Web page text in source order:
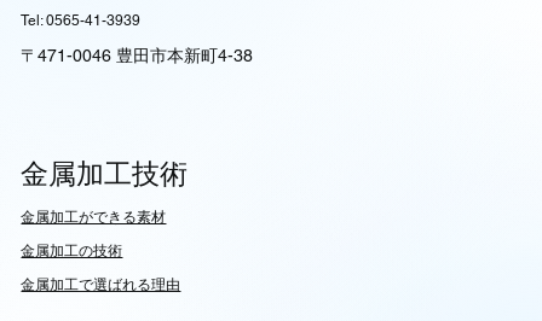
Tel: 0565-41-3939
〒471-0046 豊田市本新町4-38
金属加工技術
​金属加工ができる素材
​金属加工の技術
金属加工で選ばれる理由